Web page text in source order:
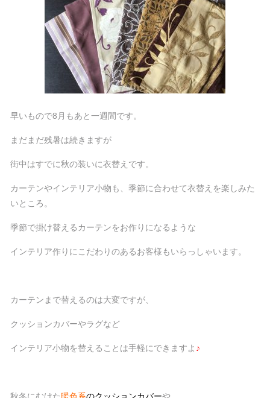
早いもので8月もあと一週間です。
まだまだ残暑は続きますが
街中はすでに秋の装いに衣替えです。
カーテンやインテリア小物も、季節に合わせて衣替えを楽しみた
いところ。
季節で掛け替えるカーテンをお作りになるような
インテリア作りにこだわりのあるお客様もいらっしゃいます。
カーテンまで替えるのは大変ですが、
クッションカバーやラグなど
インテリア小物を替えることは手軽にできますよ ♪